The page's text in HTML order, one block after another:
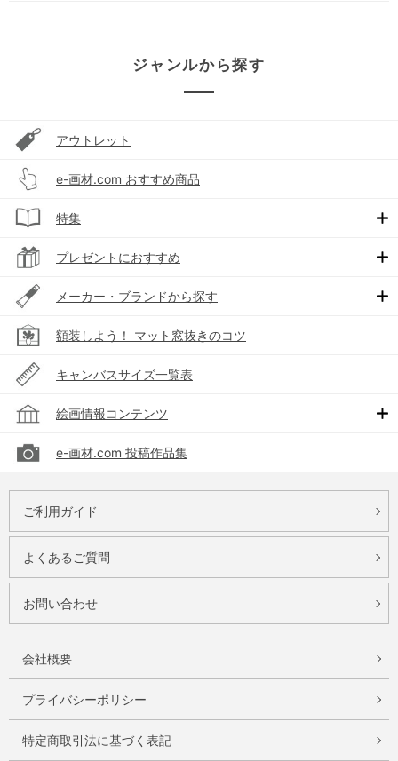
ジャンルから探す
アウトレット
e-画材.com おすすめ商品
特集
プレゼントにおすすめ
メーカー・ブランドから探す
額装しよう！ マット窓抜きのコツ
キャンバスサイズ一覧表
絵画情報コンテンツ
e-画材.com 投稿作品集
ご利用ガイド
よくあるご質問
お問い合わせ
会社概要
プライバシーポリシー
特定商取引法に基づく表記